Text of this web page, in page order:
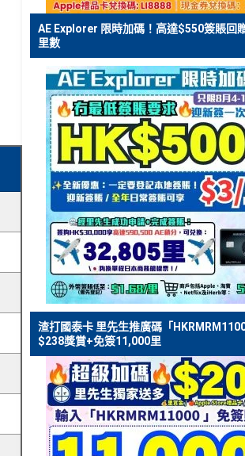
AE Explorer 限時加碼！高達$550簽賬回
里數
渣打國泰卡 里先生推廣碼「
$238獎賞+免簽11,000里